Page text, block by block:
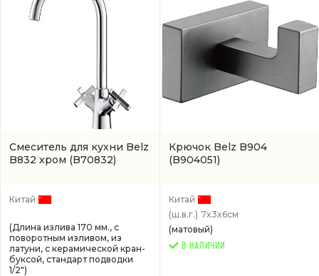
Смеситель для кухни Belz
B832 хром (B70832)
Китай
(Длина излива 170 мм., с
поворотным изливом, из
латуни, с керамической кран-
буксой, стандарт подводки
1/2")
Крючок Belz B904
(B904051)
Китай
(ш.в.г.) 7x3x6см
(матовый)
В НАЛИЧИИ